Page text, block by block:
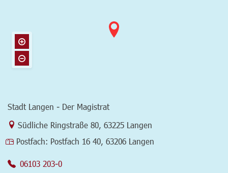
Stadt Langen - Der Magistrat
Link zur Google-Maps Navigation
Südliche Ringstraße 80 63225 Langen
Postfach: Postfach 16 40, 63206 Langen
06103 203-0